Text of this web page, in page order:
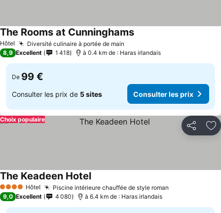
Hôtel Diversité culinaire à portée de main
The Rooms at Cunninghams
8,9 Excellent 1 418 à 0.4 km de : Haras irlandais
De 99 €
Consulter les prix de 5 sites Consulter les prix
Partager
Choix populaire
4 Étoiles Hôtel Piscine intérieure chauffée de style roman
The Keadeen Hotel
9,0 Excellent 4 080 à 6.4 km de : Haras irlandais